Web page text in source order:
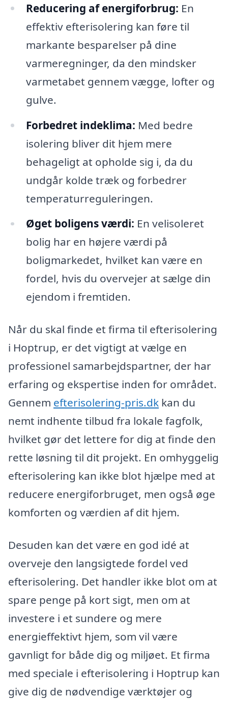
Reducering af energiforbrug: En
effektiv efterisolering kan føre til
markante besparelser på dine
varmeregninger, da den mindsker
varmetabet gennem vægge, lofter og
gulve.
Forbedret indeklima: Med bedre
isolering bliver dit hjem mere
behageligt at opholde sig i, da du
undgår kolde træk og forbedrer
temperaturreguleringen.
Øget boligens værdi: En velisoleret
bolig har en højere værdi på
boligmarkedet, hvilket kan være en
fordel, hvis du overvejer at sælge din
ejendom i fremtiden.
Når du skal finde et firma til efterisolering
i Hoptrup, er det vigtigt at vælge en
professionel samarbejdspartner, der har
erfaring og ekspertise inden for området.
Gennem efterisolering-pris.dk kan du
nemt indhente tilbud fra lokale fagfolk,
hvilket gør det lettere for dig at finde den
rette løsning til dit projekt. En omhyggelig
efterisolering kan ikke blot hjælpe med at
reducere energiforbruget, men også øge
komforten og værdien af dit hjem.
Desuden kan det være en god idé at
overveje den langsigtede fordel ved
efterisolering. Det handler ikke blot om at
spare penge på kort sigt, men om at
investere i et sundere og mere
energieffektivt hjem, som vil være
gavnligt for både dig og miljøet. Et firma
med speciale i efterisolering i Hoptrup kan
give dig de nødvendige værktøjer og